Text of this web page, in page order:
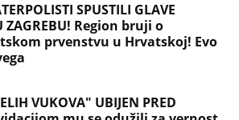
SPUSTILI GLAVE
ZAGREBU! Region bruji o
prvenstvu u Hrvatskoj! Evo
VUKOVA" UBIJEN PRED